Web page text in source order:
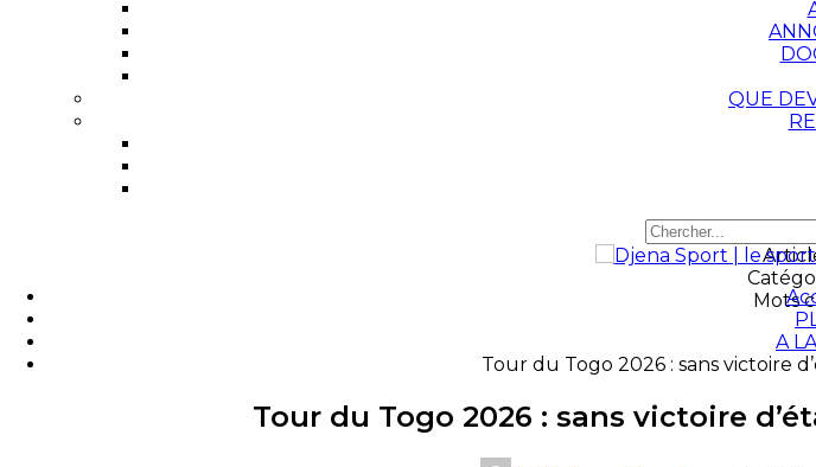
QUE
Mots
A
Tour du Togo 2026 : sans victoire
Tour du Togo 2026 : sans victoire